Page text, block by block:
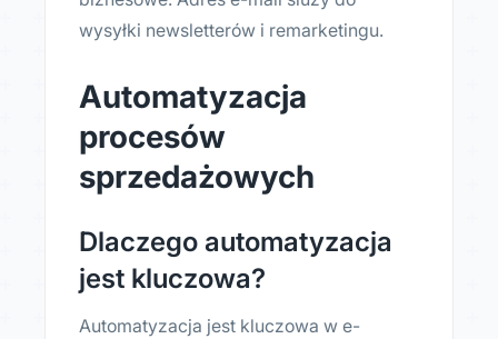
wysyłki newsletterów i remarketingu.
Automatyzacja
procesów
sprzedażowych
Dlaczego automatyzacja
jest kluczowa?
Automatyzacja jest kluczowa w e-